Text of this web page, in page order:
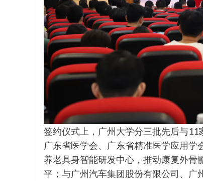
签约仪式上，广州大学分三批先后与11
广东省医学会、广东省精准医学应用
养老具身智能研发中心，推动康复外
平；与广州汽车集团股份有限公司、广